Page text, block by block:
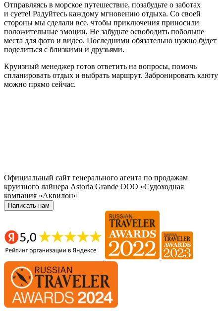
Отправляясь в морское путешествие, позабудьте о заботах
и суете! Радуйтесь каждому мгновению отдыха. Со своей
стороны мы сделали все, чтобы приключения приносили
положительные эмоции. Не забудьте освободить побольше
места для фото и видео. Последними обязательно нужно будет
поделиться с близкими и друзьями.
Круизный менеджер готов ответить на вопросы, помочь
спланировать отдых и выбрать маршрут. Забронировать каюту
можно прямо сейчас.
Официальный сайт генерального агента по продажам
круизного лайнера Astoria Grande ООО «Судоходная
компания «Аквилон»
Написать нам